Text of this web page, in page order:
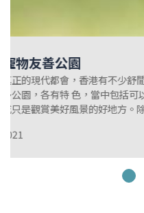
放空之道
全港有七百多萬人口，卻
方，香港人絕對需要好好
後，更要學會放鬆，平衡